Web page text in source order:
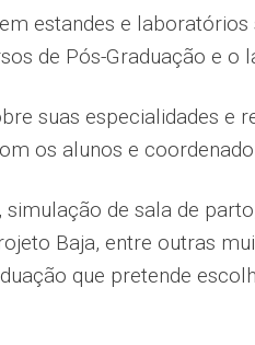
estandes e
de Pós-Graduação e
suas especialidades e
os alunos e
de sala de
Baja, entre outras
que pretende